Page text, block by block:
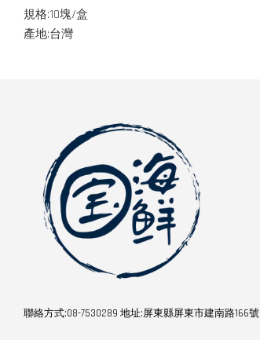
規格:10塊/盒
產地:台灣
聯絡方式:08-7530289 地址:屏東縣屏東市建南路166號